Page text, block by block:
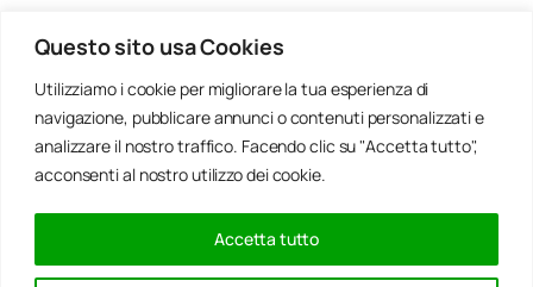
Questo sito usa Cookies
Utilizziamo i cookie per migliorare la tua esperienza di
navigazione, pubblicare annunci o contenuti personalizzati e
analizzare il nostro traffico. Facendo clic su "Accetta tutto",
acconsenti al nostro utilizzo dei cookie.
Accetta tutto
Ponte Morandi e quell’anno
zero che non è mai arrivato a
Genova
Agosto
2023
Rinnovabili, al passo della